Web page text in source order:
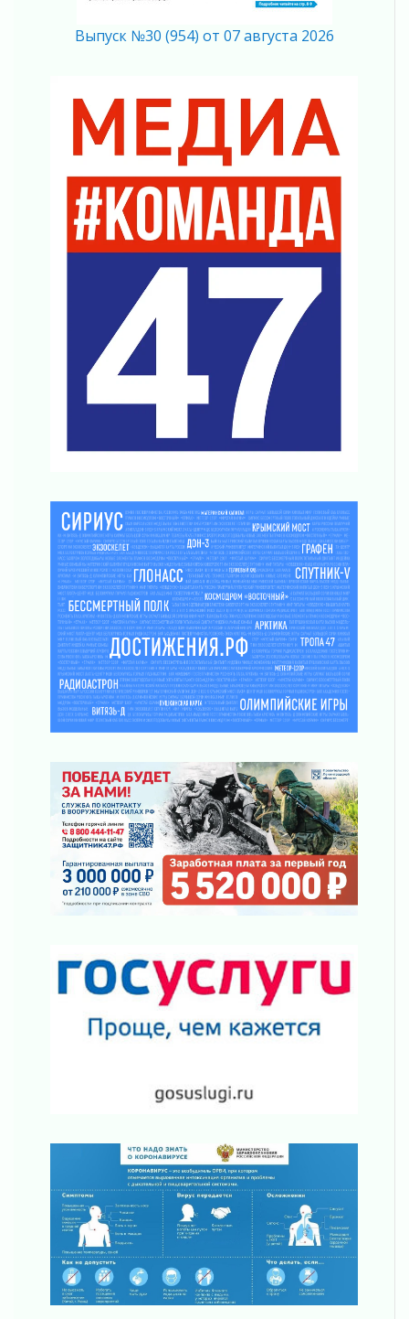
04 августа 2026
Никакого принуждения, только письменное
согласие
04 августа 2026
Без риска для здоровья и кошелька
04 августа 2026
Важная информация
04 августа 2026
Что делать со сбережениями
Награды нашли строителей
Ленобласть повышает производительность
труда в ЖКХ
03 августа 2026
Поддержка волонтерских объединений
Ладожский мост полностью закроют на два
часа
Музеи Ленобласти обновляют пространства
03 августа 2026
Новая площадка: 2027
03 августа 2026
Часть медиков в Ленобласти сможет
рассчитывать на доплату от региона
03 августа 2026
За сутки в Ленинградской области
ликвидировали 10 пожаров
03 августа 2026
Клюква наливается, но в корзинку пока не
просится
Строительные компании Ленобласти
подняли зарплаты почти на 40% за год
03 августа 2026
Шесть новых жизней в честь дня рождения
Ленинградской области
03 августа 2026
Уроки безопасности для детей и взрослых
десантных войск
02 августа 2026
«Активное лето»
02 августа 2026
ПСК через Гослуслуги напомнит жителям
Ленинградской области о неоплаченных
счетах
02 августа 2026
Пропавшего подростка нашли в Кировском
районе Ленобласти
02 августа 2026
Жителям Ленобласти напомнили, как
Выпуск №30 (954) от 07 августа 2026